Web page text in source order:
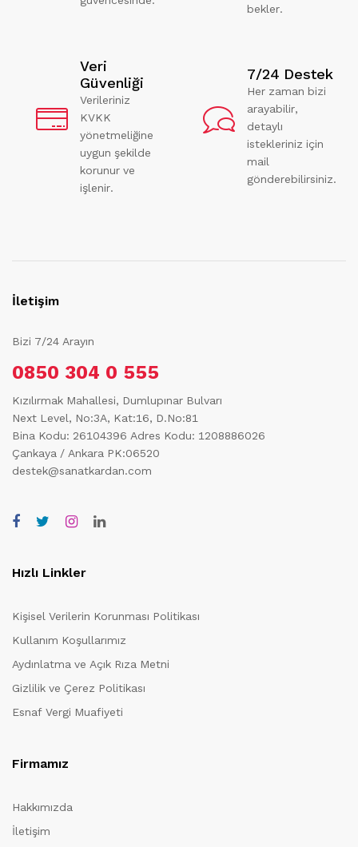
bekler.
Veri
Güvenliği
Verileriniz
KVKK
yönetmeliğine
uygun şekilde
korunur ve
işlenir.
7/24 Destek
Her zaman bizi
arayabilir,
detaylı
istekleriniz için
mail
gönderebilirsiniz.
İletişim
Bizi 7/24 Arayın
0850 304 0 555
Kızılırmak Mahallesi, Dumlupınar Bulvarı
Next Level, No:3A, Kat:16, D.No:81
Bina Kodu: 26104396 Adres Kodu: 1208886026
Çankaya / Ankara PK:06520
destek@sanatkardan.com
Hızlı Linkler
Kişisel Verilerin Korunması Politikası
Kullanım Koşullarımız
Aydınlatma ve Açık Rıza Metni
Gizlilik ve Çerez Politikası
Esnaf Vergi Muafiyeti
Firmamız
Hakkımızda
İletişim